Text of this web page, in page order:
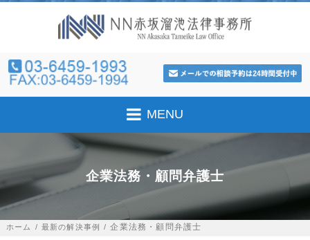
MENU
企業法務・顧問弁護士
ホーム 最新の解決事例 企業法務・顧問弁護士